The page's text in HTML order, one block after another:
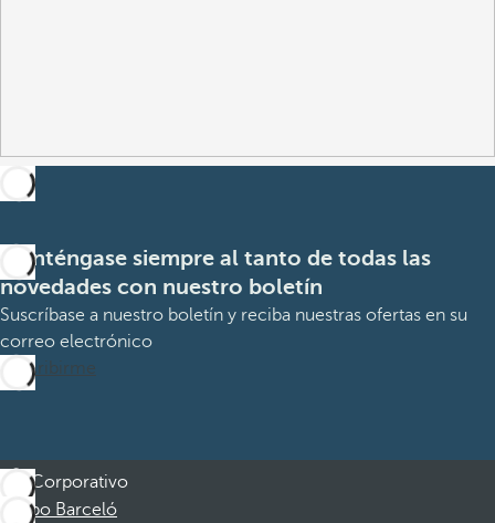
Manténgase siempre al tanto de todas las
novedades con nuestro boletín
Suscríbase a nuestro boletín y reciba nuestras ofertas en su
correo electrónico
Suscribirme
Corporativo
Grupo Barceló